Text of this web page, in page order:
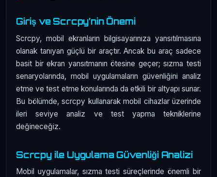
Giriş ve Scrcpy’nin Önemi
Scrcpy, mobil ekranların bilgisayarınıza yansıtılmasına
olanak tanıyan güçlü bir araçtır. Ancak bu araç sadece
basit bir ekran yansıtmanın ötesine geçer; sızma testi
senaryolarında, mobil uygulamaların güvenliğini analiz
etme ve test etme konularında da etkili bir altyapı sunar.
Bu bölümde, scrcpy kullanarak mobil cihazlar üzerinde
ileri seviye analiz ve test yapma tekniklerine
değineceğiz.
Scrcpy ile Uygulama Güvenliği Analizi
Mobil uygulamalar, sızma testi süreçlerinde önemli bir